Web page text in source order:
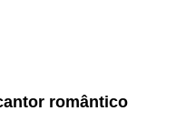
romântico